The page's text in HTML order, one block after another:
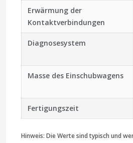
Erwärmung der
Kontaktverbindungen
Diagnosesystem
Masse des Einschubwagens
Fertigungszeit
Hinweis: Die Werte sind typisch und